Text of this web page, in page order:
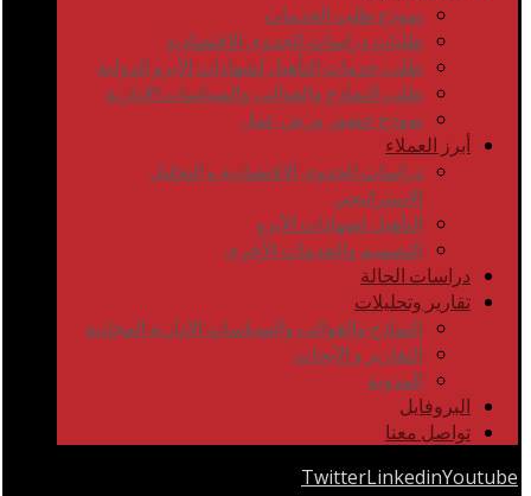
نموذج طلب الخدمات
طلبات دراسات الجدوى الاقتصادية
طلب خدمات التأهيل لشهادات الأيزو الدولية
طلب النماذج والقوالب والسياسات الإدارية
نموذج حضور ورش عمل
أبرز العملاء
دراسات الجدوى الاقتصادية و التحليل
الاستراتيجي
التأهيل لشهادات الأيزو
التصميم والخدمات الأخرى
دراسات الحالة
تقارير وتحليلات
النماذج والقوالب والسياسات الإدارية المجانية
التقارير و الأبحاث
المدونة
البروفايل
تواصل معنا
TwitterLinkedinYoutube